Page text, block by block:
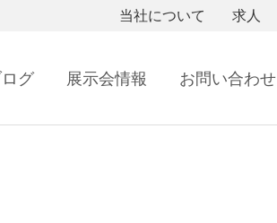
求人
当社について
グ 展示会情報 お問い合わせ